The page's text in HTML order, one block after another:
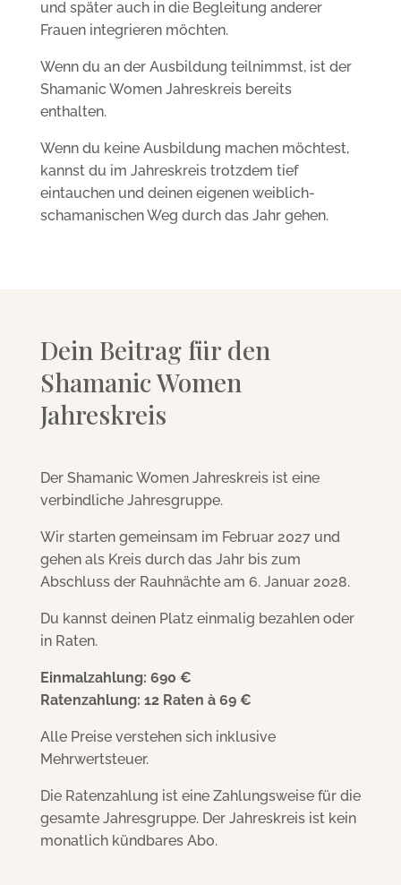
und später auch in die Begleitung anderer
Frauen integrieren möchten.
Wenn du an der Ausbildung teilnimmst, ist der
Shamanic Women Jahreskreis bereits
enthalten.
Wenn du keine Ausbildung machen möchtest,
kannst du im Jahreskreis trotzdem tief
eintauchen und deinen eigenen weiblich-
schamanischen Weg durch das Jahr gehen.
Dein Beitrag für den
Shamanic Women
Jahreskreis
Der Shamanic Women Jahreskreis ist eine
verbindliche Jahresgruppe.
Wir starten gemeinsam im Februar 2027 und
gehen als Kreis durch das Jahr bis zum
Abschluss der Rauhnächte am 6. Januar 2028.
Du kannst deinen Platz einmalig bezahlen oder
in Raten.
Einmalzahlung: 690 €
Ratenzahlung: 12 Raten à 69 €
Alle Preise verstehen sich inklusive
Mehrwertsteuer.
Die Ratenzahlung ist eine Zahlungsweise für die
gesamte Jahresgruppe. Der Jahreskreis ist kein
monatlich kündbares Abo.